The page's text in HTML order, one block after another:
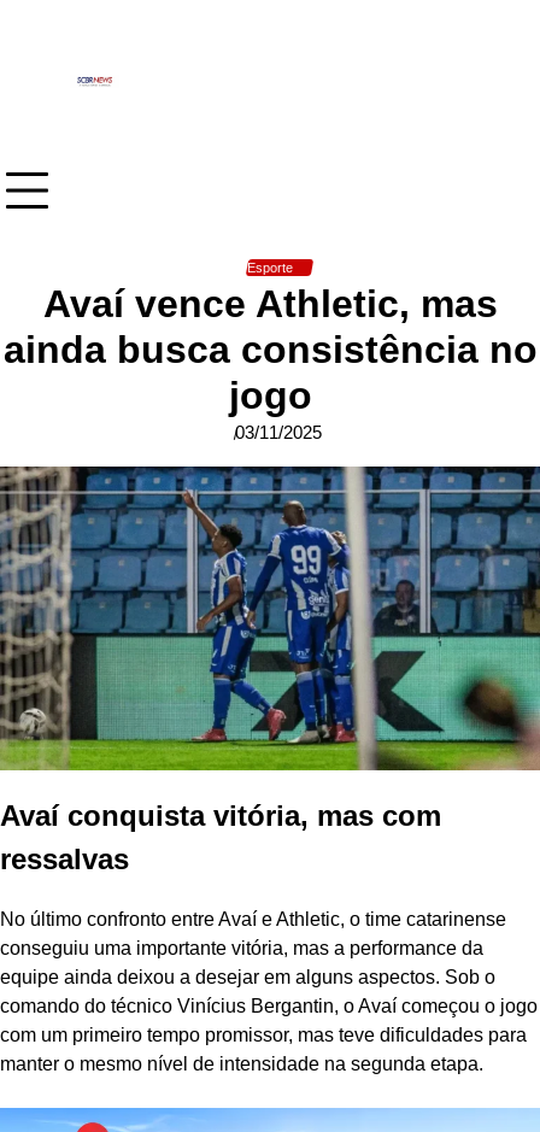
Esporte
Avaí vence Athletic, mas
ainda busca consistência no
jogo
03/11/2025
Avaí conquista vitória, mas com
ressalvas
No último confronto entre Avaí e Athletic, o time catarinense
conseguiu uma importante vitória, mas a performance da
equipe ainda deixou a desejar em alguns aspectos. Sob o
comando do técnico Vinícius Bergantin, o Avaí começou o jogo
com um primeiro tempo promissor, mas teve dificuldades para
manter o mesmo nível de intensidade na segunda etapa.